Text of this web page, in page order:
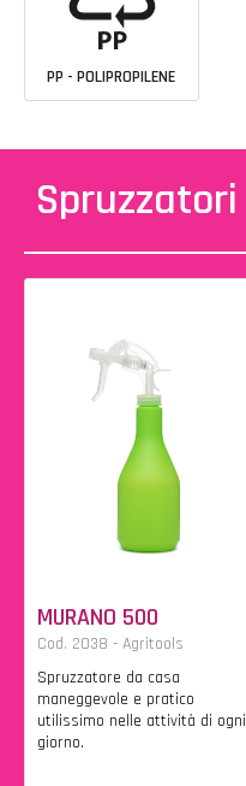
PP - POLIPROPILENE
Spruzzatori
MURANO 500
Cod. 2038 - Agritools
Spruzzatore da casa
maneggevole e pratico
utilissimo nelle attività di ogni
giorno.